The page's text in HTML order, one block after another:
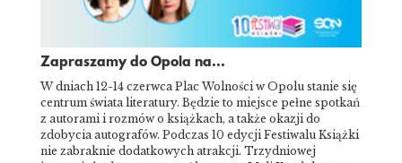
Zapraszamy do Opola na...
W dniach 12-14 czerwca Plac Wolności w Opolu stanie się
centrum świata literatury. Będzie to miejsce pełne spotkań
z autorami i rozmów o książkach, a także okazji do
zdobycia autografów. Podczas 10 edycji Festiwalu Książki
nie zabraknie dodatkowych atrakcji. Trzydniowej